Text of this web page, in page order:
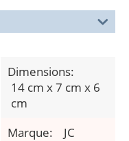
Dimensions:
14 cm x 7 cm x 6
cm
Marque:
JC